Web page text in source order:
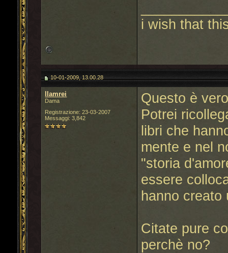
i wish that
10-01-2009, 13.00.28
llamrei
Dama
Registrazione: 23-03-2007
Messaggi: 3,842
Questo è
Potrei
libri che
mente e nel
"storia
essere
hanno creato
Citate pure
perchè no?